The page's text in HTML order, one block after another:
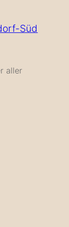
Süd
aller